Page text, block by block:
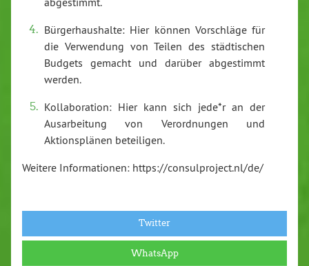
Bürgerhaushalte: Hier können Vorschläge für
die Verwendung von Teilen des städtischen
Budgets gemacht und darüber abgestimmt
werden.
Kollaboration: Hier kann sich jede*r an der
Ausarbeitung von Verordnungen und
Aktionsplänen beteiligen.
Weitere Informationen: https://consulproject.nl/de/
Twitter
WhatsApp